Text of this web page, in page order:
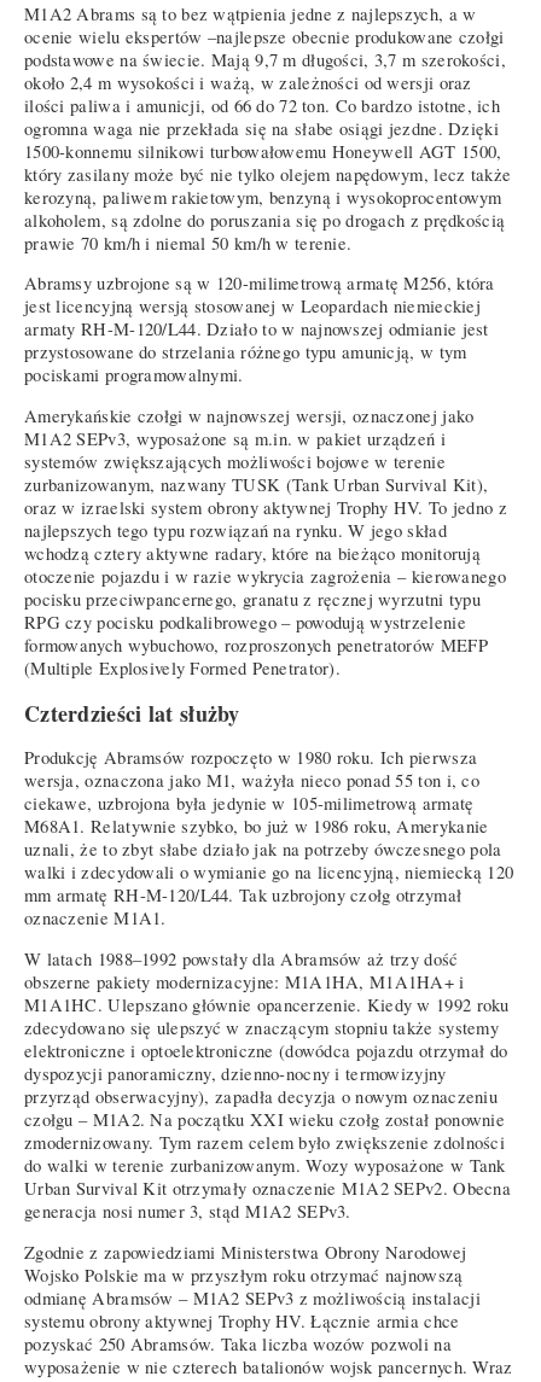
M1A2 Abrams są to bez wątpienia jedne z najlepszych, a w
ocenie wielu ekspertów –najlepsze obecnie produkowane czołgi
podstawowe na świecie. Mają 9,7 m długości, 3,7 m szerokości,
około 2,4 m wysokości i ważą, w zależności od wersji oraz
ilości paliwa i amunicji, od 66 do 72 ton. Co bardzo istotne, ich
ogromna waga nie przekłada się na słabe osiągi jezdne. Dzięki
1500-konnemu silnikowi turbowałowemu Honeywell AGT 1500,
który zasilany może być nie tylko olejem napędowym, lecz także
kerozyną, paliwem rakietowym, benzyną i wysokoprocentowym
alkoholem, są zdolne do poruszania się po drogach z prędkością
prawie 70 km/h i niemal 50 km/h w terenie.
Abramsy uzbrojone są w 120-milimetrową armatę M256, która
jest licencyjną wersją stosowanej w Leopardach niemieckiej
armaty RH-M-120/L44. Działo to w najnowszej odmianie jest
przystosowane do strzelania różnego typu amunicją, w tym
pociskami programowalnymi.
Amerykańskie czołgi w najnowszej wersji, oznaczonej jako
M1A2 SEPv3, wyposażone są m.in. w pakiet urządzeń i
systemów zwiększających możliwości bojowe w terenie
zurbanizowanym, nazwany TUSK (Tank Urban Survival Kit),
oraz w izraelski system obrony aktywnej Trophy HV. To jedno z
najlepszych tego typu rozwiązań na rynku. W jego skład
wchodzą cztery aktywne radary, które na bieżąco monitorują
otoczenie pojazdu i w razie wykrycia zagrożenia – kierowanego
pocisku przeciwpancernego, granatu z ręcznej wyrzutni typu
RPG czy pocisku podkalibrowego – powodują wystrzelenie
formowanych wybuchowo, rozproszonych penetratorów MEFP
(Multiple Explosively Formed Penetrator).
Czterdzieści lat służby
Produkcję Abramsów rozpoczęto w 1980 roku. Ich pierwsza
wersja, oznaczona jako M1, ważyła nieco ponad 55 ton i, co
ciekawe, uzbrojona była jedynie w 105-milimetrową armatę
M68A1. Relatywnie szybko, bo już w 1986 roku, Amerykanie
uznali, że to zbyt słabe działo jak na potrzeby ówczesnego pola
walki i zdecydowali o wymianie go na licencyjną, niemiecką 120
mm armatę RH-M-120/L44. Tak uzbrojony czołg otrzymał
oznaczenie M1A1.
W latach 1988–1992 powstały dla Abramsów aż trzy dość
obszerne pakiety modernizacyjne: M1A1HA, M1A1HA+ i
M1A1HC. Ulepszano głównie opancerzenie. Kiedy w 1992 roku
zdecydowano się ulepszyć w znaczącym stopniu także systemy
elektroniczne i optoelektroniczne (dowódca pojazdu otrzymał do
dyspozycji panoramiczny, dzienno-nocny i termowizyjny
przyrząd obserwacyjny), zapadła decyzja o nowym oznaczeniu
czołgu – M1A2. Na początku XXI wieku czołg został ponownie
zmodernizowany. Tym razem celem było zwiększenie zdolności
do walki w terenie zurbanizowanym. Wozy wyposażone w Tank
Urban Survival Kit otrzymały oznaczenie M1A2 SEPv2. Obecna
generacja nosi numer 3, stąd M1A2 SEPv3.
Zgodnie z zapowiedziami Ministerstwa Obrony Narodowej
Wojsko Polskie ma w przyszłym roku otrzymać najnowszą
odmianę Abramsów – M1A2 SEPv3 z możliwością instalacji
systemu obrony aktywnej Trophy HV. Łącznie armia chce
pozyskać 250 Abramsów. Taka liczba wozów pozwoli na
wyposażenie w nie czterech batalionów wojsk pancernych. Wraz